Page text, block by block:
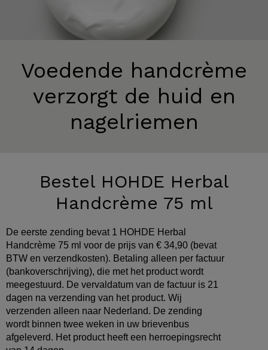
Voedende handcrème
verzorgt de huid en
nagelriemen
Bestel HOHDE Herbal
Handcrème 75 ml
De eerste zending bevat 1 HOHDE Herbal
Handcrème 75 ml voor de prijs van € 34,90 (bevat
BTW en verzendkosten). Betaling alleen per factuur
(bankoverschrijving), die met het product wordt
meegestuurd. De vervaldatum van de factuur is 21
dagen na verzending van het product. Wij
verzenden alleen naar Nederland. De zending
wordt binnen twee weken in uw brievenbus
afgeleverd. Het product heeft een herroepingsrecht